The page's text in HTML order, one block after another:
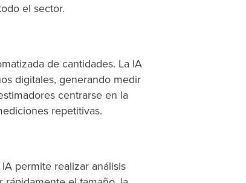
el sector.
de cantidades. La IA
digitales, generando medir
centrarse en la
repetitivas.
permite realizar análisis